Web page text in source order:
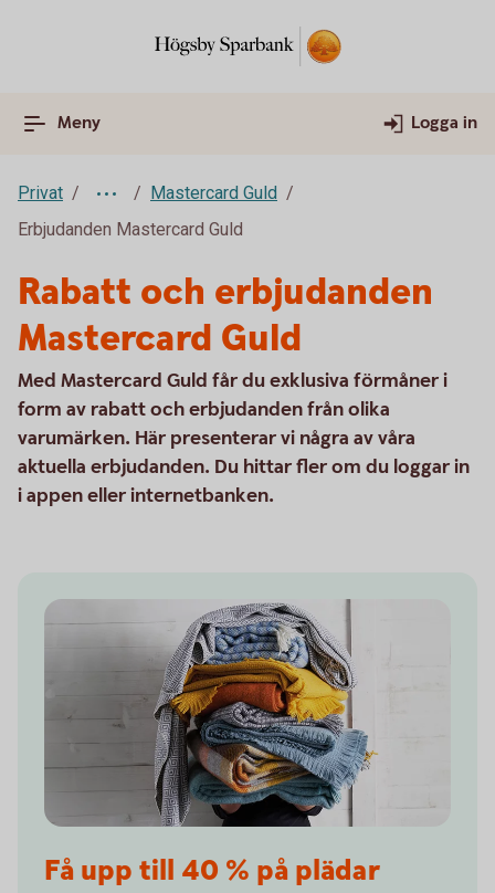
Meny Logga in
Privat
Mastercard Guld
Erbjudanden Mastercard Guld
Rabatt och erbjudanden
Mastercard Guld
Med Mastercard Guld får du exklusiva förmåner i
form av rabatt och erbjudanden från olika
varumärken. Här presenterar vi några av våra
aktuella erbjudanden. Du hittar fler om du loggar in
i appen eller internetbanken.
Få upp till 40 % på plädar